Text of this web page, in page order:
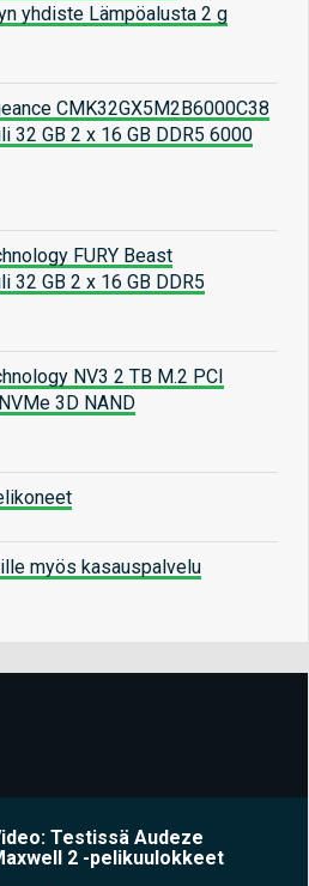
yhdiste Lämpöalusta 2 g
CMK32GX5M2B6000C38
32 GB 2 x 16 GB DDR5 6000
FURY Beast
32 GB 2 x 16 GB DDR5
NV3 2 TB M.2 PCI
3D NAND
myös kasauspalvelu
Testissä Audeze
2 -pelikuulokkeet